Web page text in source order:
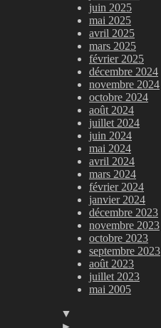
juin 2025
mai 2025
avril 2025
mars 2025
février 2025
décembre 2024
novembre 2024
octobre 2024
août 2024
juillet 2024
juin 2024
mai 2024
avril 2024
mars 2024
février 2024
janvier 2024
décembre 2023
novembre 2023
octobre 2023
septembre 2023
août 2023
juillet 2023
mai 2005
▼